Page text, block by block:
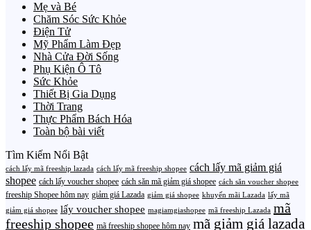
Mẹ và Bé
Chăm Sóc Sức Khỏe
Điện Tử
Mỹ Phẩm Làm Đẹp
Nhà Cửa Đời Sống
Phụ Kiện Ô Tô
Sức Khỏe
Thiết Bị Gia Dụng
Thời Trang
Thực Phẩm Bách Hóa
Toàn bộ bài viết
Tìm Kiếm Nổi Bật
cách lấy mã freeship lazada cách lấy mã freeship shopee cách lấy mã giảm giá
shopee cách lấy voucher shopee cách săn mã giảm giá shopee cách săn voucher shopee
freeship Shopee hôm nay giảm giá Lazada giảm giá shopee khuyến mãi Lazada lấy mã
giảm giá shopee lấy voucher shopee magiamgiashopee mã freeship Lazada mã
freeship shopee mã freeship shopee hôm nay mã giảm giá lazada